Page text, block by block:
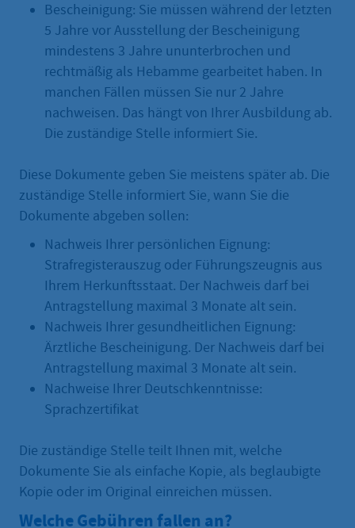
Bescheinigung: Sie müssen während der letzten
5 Jahre vor Ausstellung der Bescheinigung
mindestens 3 Jahre ununterbrochen und
rechtmäßig als Hebamme gearbeitet haben. In
manchen Fällen müssen Sie nur 2 Jahre
nachweisen. Das hängt von Ihrer Ausbildung ab.
Die zuständige Stelle informiert Sie.
Diese Dokumente geben Sie meistens später ab. Die
zuständige Stelle informiert Sie, wann Sie die
Dokumente abgeben sollen:
Nachweis Ihrer persönlichen Eignung:
Strafregisterauszug oder Führungszeugnis aus
Ihrem Herkunftsstaat. Der Nachweis darf bei
Antragstellung maximal 3 Monate alt sein.
Nachweis Ihrer gesundheitlichen Eignung:
Ärztliche Bescheinigung. Der Nachweis darf bei
Antragstellung maximal 3 Monate alt sein.
Nachweise Ihrer Deutschkenntnisse:
Sprachzertifikat
Die zuständige Stelle teilt Ihnen mit, welche
Dokumente Sie als einfache Kopie, als beglaubigte
Kopie oder im Original einreichen müssen.
Welche Gebühren fallen an?